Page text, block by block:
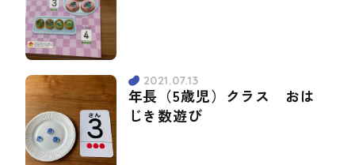
2021.07.13
年長（5歳児）クラス おは
じき数遊び